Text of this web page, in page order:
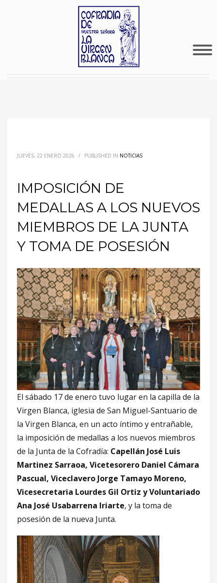
JUEVES, 22 ENERO 2026 / PUBLISHED IN NOTICIAS
IMPOSICIÓN DE
MEDALLAS A LOS NUEVOS
MIEMBROS DE LA JUNTA
Y TOMA DE POSESIÓN
El sábado 17 de enero tuvo lugar en la capilla de la
Virgen Blanca, iglesia de San Miguel-Santuario de
la Virgen Blanca, en un acto íntimo y entrañable,
la imposición de medallas a los nuevos miembros
de la Junta de la Cofradía: Capellán José Luis
Martinez Sarraoa, Vicetesorero Daniel Cámara
Pascual, Viceclavero Jorge Tamayo Moreno,
Vicesecretaria Lourdes Gil Ortiz y Voluntariado
Ana José Usabarrena Iriarte, y la toma de
posesión de la nueva Junta.